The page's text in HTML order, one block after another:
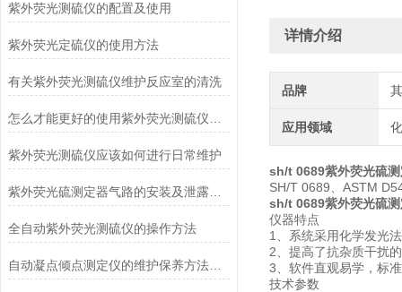
紫外荧光测硫仪的配置及使用
紫外荧光定硫仪的使用方法
有关紫外荧光测硫仪维护反应室的清洗
紫外荧光测硫仪应该如何进行日常维护
紫外荧光硫测定器气路的安装及泄露检查
全自动紫外荧光测硫仪的操作方法
自动凝点倾点测定仪的维护保养方法有哪些？
详情介绍
品牌
应用领域
sh/t 0689紫外荧光硫
SH/T 0689、ASTM
sh/t 0689紫外荧光硫
仪器特点
1、系统采用化学发光
2、提高了抗杂质干扰
3、软件直观易学，标
技术参数